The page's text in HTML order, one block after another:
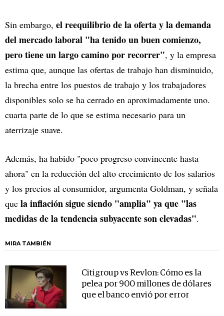
Sin embargo, el reequilibrio de la oferta y la demanda
del mercado laboral "ha tenido un buen comienzo,
pero tiene un largo camino por recorrer", y la empresa
estima que, aunque las ofertas de trabajo han disminuido,
la brecha entre los puestos de trabajo y los trabajadores
disponibles solo se ha cerrado en aproximadamente uno.
cuarta parte de lo que se estima necesario para un
aterrizaje suave.
Además, ha habido "poco progreso convincente hasta
ahora" en la reducción del alto crecimiento de los salarios
y los precios al consumidor, argumenta Goldman, y señala
que la inflación sigue siendo "amplia" ya que "las
medidas de la tendencia subyacente son elevadas".
MIRA TAMBIÉN
Citigroup vs Revlon: Cómo es la
pelea por 900 millones de dólares
que el banco envió por error